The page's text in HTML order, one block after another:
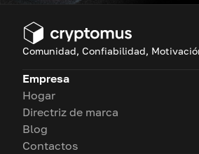
Comunidad, Confiabilidad,
Empresa
Hogar
Directriz de marca
Blog
Contactos